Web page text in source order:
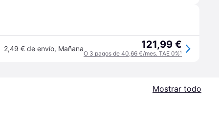
2,49 € de envío, Mañana 121,99 €
O 3 pagos de 40,66 €/mes. TAE 0%¹
Mostrar todo